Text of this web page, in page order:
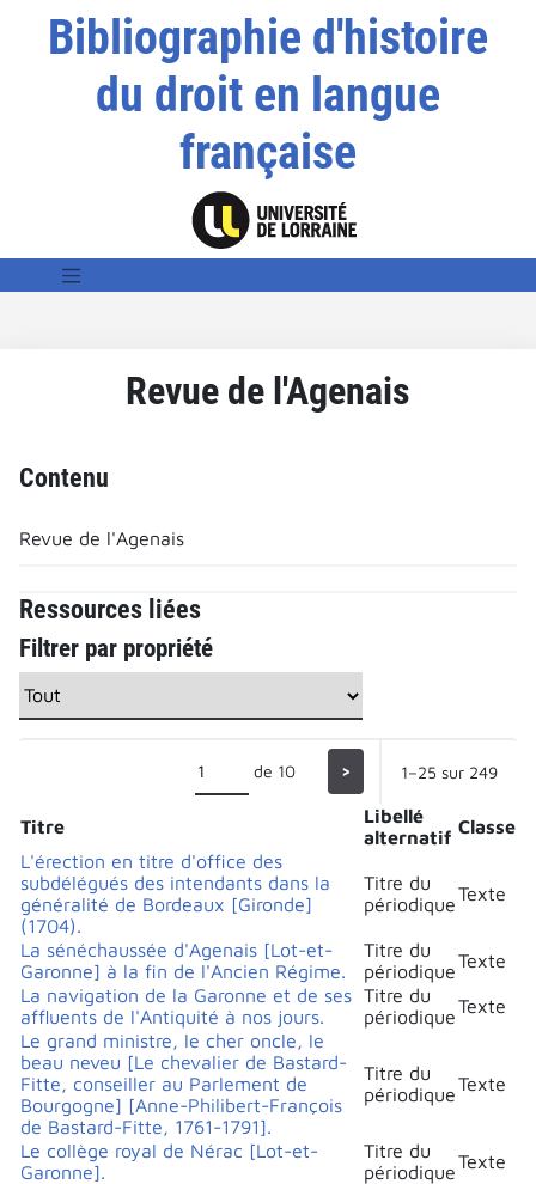
Bibliographie d'histoire
du droit en langue
française
Revue de l'Agenais
Contenu
Revue de l'Agenais
Ressources liées
Filtrer par propriété
de 10 > 1–25 sur 249
Titre
Libellé
alternatif Classe
L'érection en titre d'office des
subdélégués des intendants dans la
généralité de Bordeaux [Gironde]
(1704).
Titre du
périodiqueTexte
La sénéchaussée d'Agenais [Lot-et-
Garonne] à la fin de l'Ancien Régime.
Titre du
périodiqueTexte
La navigation de la Garonne et de ses
affluents de l'Antiquité à nos jours.
Titre du
périodiqueTexte
Le grand ministre, le cher oncle, le
beau neveu [Le chevalier de Bastard-
Fitte, conseiller au Parlement de
Bourgogne] [Anne-Philibert-François
de Bastard-Fitte, 1761-1791].
Titre du
périodiqueTexte
Le collège royal de Nérac [Lot-et-
Garonne].
Titre du
périodiqueTexte